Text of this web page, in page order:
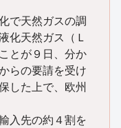
で天然ガスの調
化天然ガス（Ｌ
とが９日、分か
らの要請を受け
した上で、欧州
入先の約４割を